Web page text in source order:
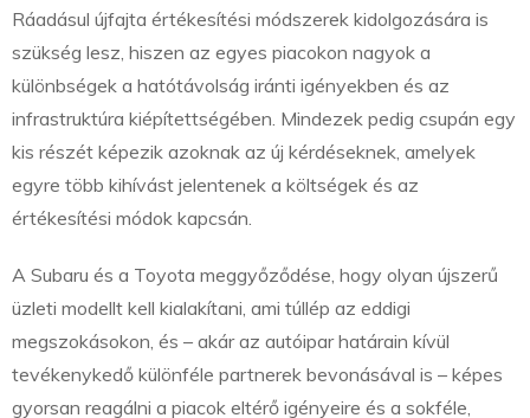
Ráadásul újfajta értékesítési módszerek kidolgozására is
szükség lesz, hiszen az egyes piacokon nagyok a
különbségek a hatótávolság iránti igényekben és az
infrastruktúra kiépítettségében. Mindezek pedig csupán egy
kis részét képezik azoknak az új kérdéseknek, amelyek
egyre több kihívást jelentenek a költségek és az
értékesítési módok kapcsán.
A Subaru és a Toyota meggyőződése, hogy olyan újszerű
üzleti modellt kell kialakítani, ami túllép az eddigi
megszokásokon, és – akár az autóipar határain kívül
tevékenykedő különféle partnerek bevonásával is – képes
gyorsan reagálni a piacok eltérő igényeire és a sokféle,